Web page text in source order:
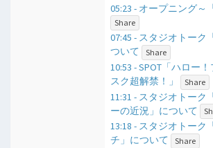
05:23 - オープニング～
Share
07:45 - スタジオトーク
ついて
Share
10:53 - SPOT「ハロー
スク超解禁！」
Share
11:31 - スタジオトーク
ーの近況」について
13:18 - スタジオトーク
チ」について
Share